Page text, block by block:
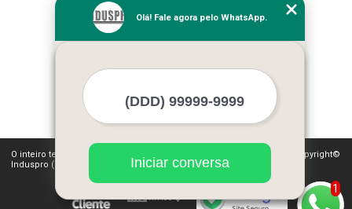
Empresa
Missão
Mapa do site
Mais Serviços
O inteiro teor deste site está sujeito à proteção de direitos autorais. Copyright©
Induspro (Lei 9610 de 19/02/1998)
1
Olá! Fale agora pelo WhatsApp.
Iniciar conversa